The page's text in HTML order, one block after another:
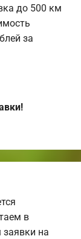
до 500 км
за
в
на